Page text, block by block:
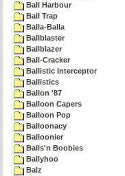
Ball Harbour
Ball Trap
Balla-Balla
Ballblaster
Ballblazer
Ball-Cracker
Ballistic Interceptor
Ballistics
Ballon '87
Balloon Capers
Balloon Pop
Balloonacy
Balloonier
Balls'n Boobies
Ballyhoo
Balz